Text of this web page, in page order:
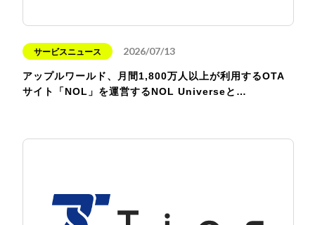
サービスニュース 2026/07/13
アップルワールド、月間1,800万人以上が利用するOTA
サイト「NOL」を運営するNOL Universeと…